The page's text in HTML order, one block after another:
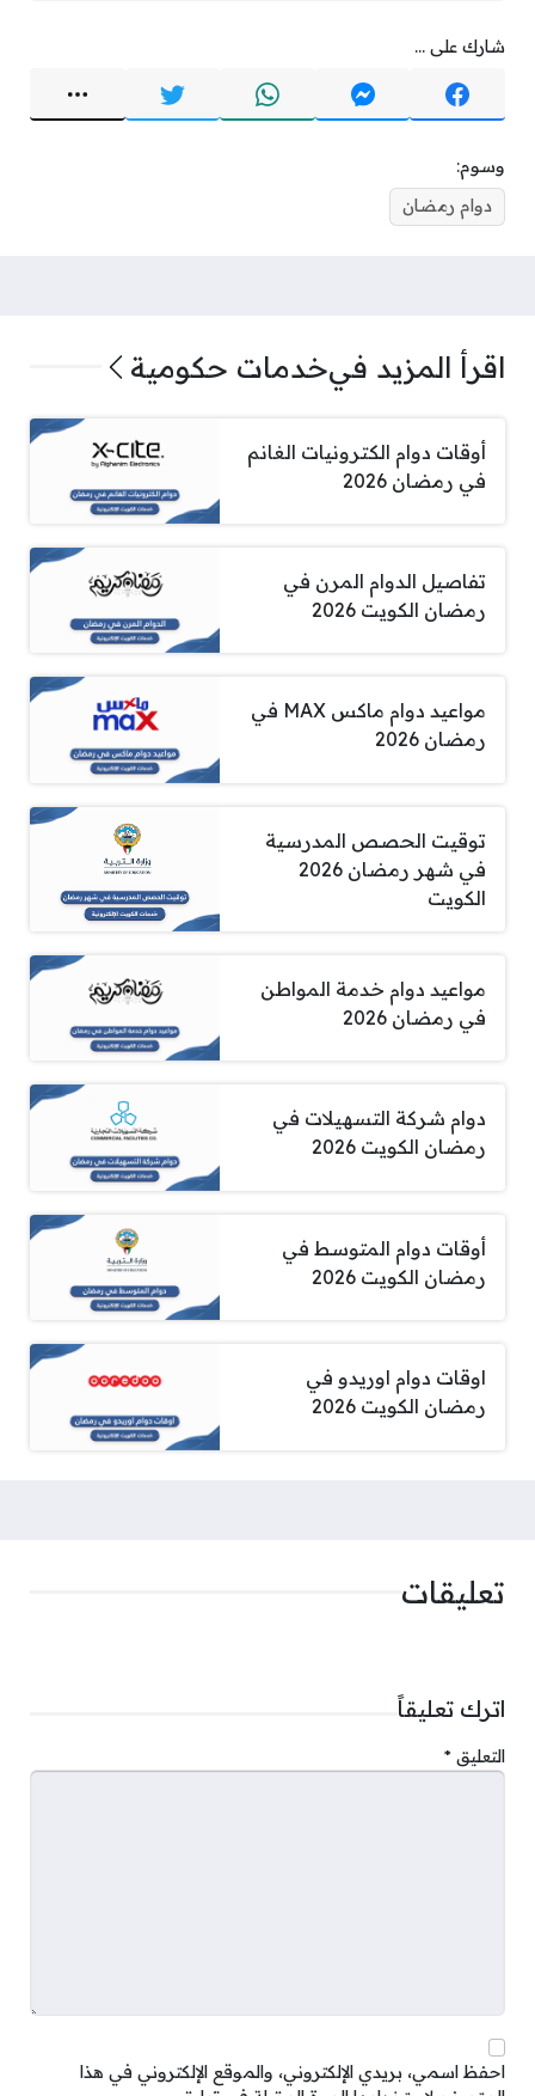
شارك على ...
وسوم:
دوام رمضان
اقرأ المزيد فيخدمات حكومية
أوقات دوام الكترونيات الغانم
في رمضان 2026
تفاصيل الدوام المرن في
رمضان الكويت 2026
مواعيد دوام ماكس MAX في
رمضان 2026
توقيت الحصص المدرسية
في شهر رمضان 2026
الكويت
مواعيد دوام خدمة المواطن
في رمضان 2026
دوام شركة التسهيلات في
رمضان الكويت 2026
أوقات دوام المتوسط في
رمضان الكويت 2026
اوقات دوام اوريدو في
رمضان الكويت 2026
تعليقات
اترك تعليقاً
التعليق *
احفظ اسمي، بريدي الإلكتروني، والموقع الإلكتروني في هذا